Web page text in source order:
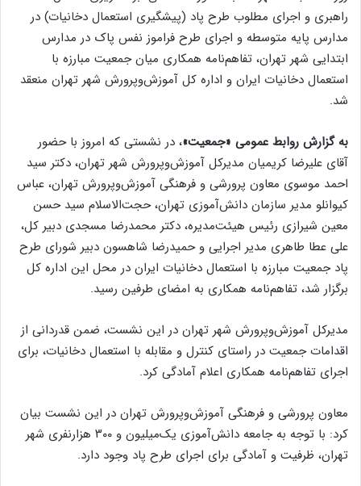
راهبری و اجرای مطلوب طرح پاد (پیشگیری استعمال دخانیات) در
مدارس پایه متوسطه و اجرای طرح فراموز نفس پاک در مدارس
ابتدایی شهر تهران، تفاهم‌نامه همکاری میان جمعیت مبارزه با
استعمال دخانیات ایران و اداره کل آموزش‌وپرورش شهر تهران منعقد
شد.
به گزارش روابط عمومی «جمعیت»، در نشستی که امروز با حضور
آقای علیرضا کریمیان مدیرکل آموزش‌وپرورش شهر تهران، دکتر سید
احمد موسوی معاون پرورشی و فرهنگی آموزش‌وپرورش تهران، عباس
کیوانلو مدیر سازمان دانش‌آموزی تهران، حجت‌الاسلام سید حسن
معین شیرازی رئیس هیئت‌مدیره، دکتر محمدرضا مسجدی دبیر کل،
علی عطا طاهری مدیر اجرایی و حمیدرضا شاهسون دبیر شورای طرح
پاد جمعیت مبارزه با استعمال دخانیات ایران در محل این اداره کل
برگزار شد، تفاهم‌نامه همکاری به امضای طرفین رسید.
مدیرکل آموزش‌وپرورش شهر تهران در این نشست، ضمن قدردانی از
اقدامات جمعیت در راستای کنترل و مقابله با استعمال دخانیات، برای
اجرای تفاهم‌نامه همکاری اعلام آمادگی کرد.
معاون پرورشی و فرهنگی آموزش‌وپرورش تهران در این نشست بیان
کرد: با توجه به جامعه دانش‌آموزی یک‌میلیون و ۳۰۰ هزارنفری شهر
تهران، ظرفیت و آمادگی برای اجرای طرح پاد وجود دارد.